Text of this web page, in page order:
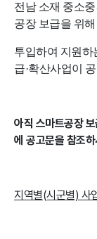
전남 소재 중소
공장 보급을 위
투입하여 지원하
급·확산사업이
아직 스마트공장
에 공고문을 참조
지역별(시군별) 사